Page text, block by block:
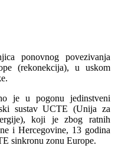
ponovnog povezivanja
(rekonekcija), u uskom
je u pogonu jedinstveni
sustav UCTE (Unija za
koji je zbog ratnih
i Hercegovine, 13 godina
sinkronu zonu Europe.